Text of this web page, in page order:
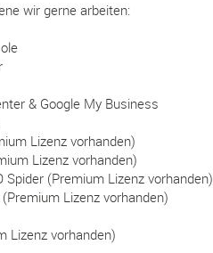
wir gerne arbeiten:
& Google My Business
Lizenz vorhanden)
Lizenz vorhanden)
Spider (Premium Lizenz vorhanden)
Lizenz vorhanden)
Lizenz vorhanden)